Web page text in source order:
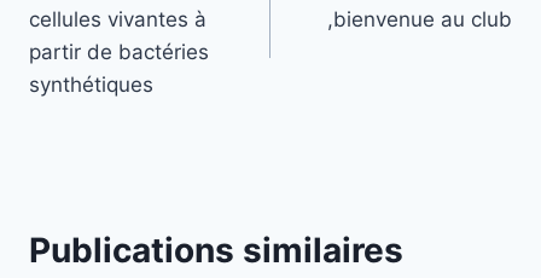
l’article
cellules vivantes à
partir de bactéries
synthétiques
,bienvenue au club
Publications similaires